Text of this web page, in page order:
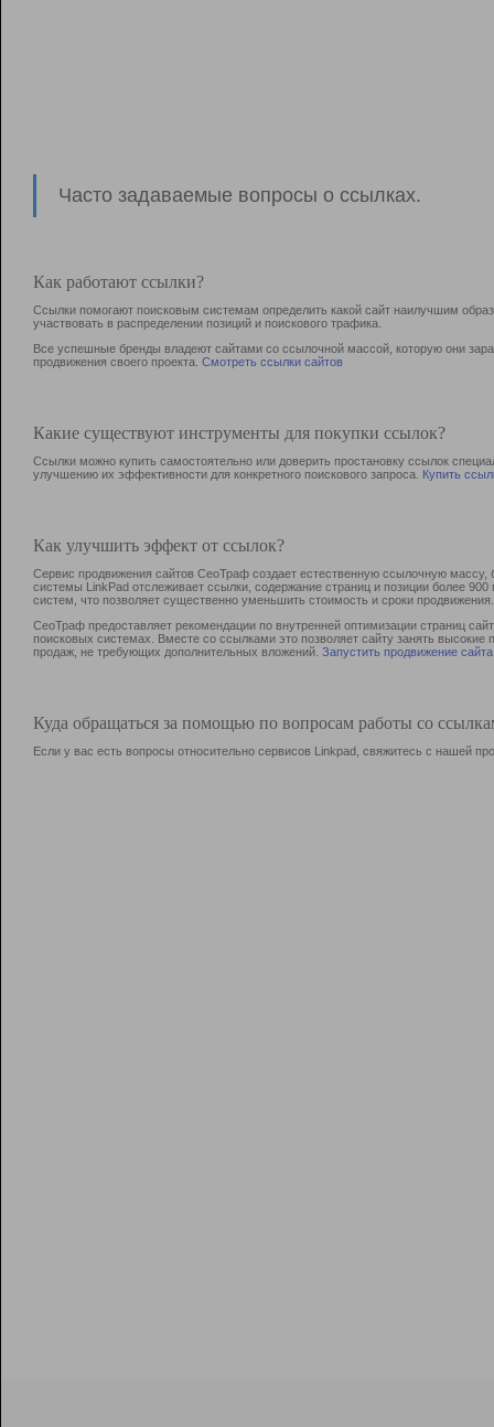
Часто задаваемые вопросы о ссылках.
Как работают ссылки?
Ссылки помогают поисковым системам определить какой сайт наилучшим
участвовать в раcпределении позиций и поискового трафика.
Все успешные бренды владеют сайтами со ссылочной массой, которую они
продвижения своего проекта. Смотреть ссылки сайтов
Какие существуют инструменты для покупки ссылок?
Ссылки можно купить самостоятельно или доверить простановку ссылок
улучшению их эффективности для конкретного поискового запроса. Купить
Как улучшить эффект от ссылок?
Сервис продвижения сайтов СеоТраф создает естественную ссылочную
системы LinkPad отслеживает ссылки, содержание страниц и позиции более
систем, что позволяет существенно уменьшить стоимость и сроки продвижения.
СеоТраф предоставляет рекомендации по внутренней оптимизации страниц
поисковых системах. Вместе со ссылками это позволяет сайту занять
продаж, не требующих дополнительных вложений. Запустить продвижение сайта
Куда обращаться за помощью по вопросам работы со
Если у вас есть вопросы относительно сервисов Linkpad, свяжитесь с нашей